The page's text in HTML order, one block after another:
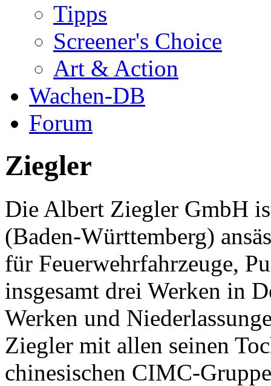
Tipps
Screener's Choice
Art & Action
Wachen-DB
Forum
Ziegler
Die Albert Ziegler GmbH
(Baden-Württemberg)
für Feuerwehrfahrzeuge,
insgesamt drei Werken in
Werken und
Ziegler mit allen seinen
chinesischen CIMC-